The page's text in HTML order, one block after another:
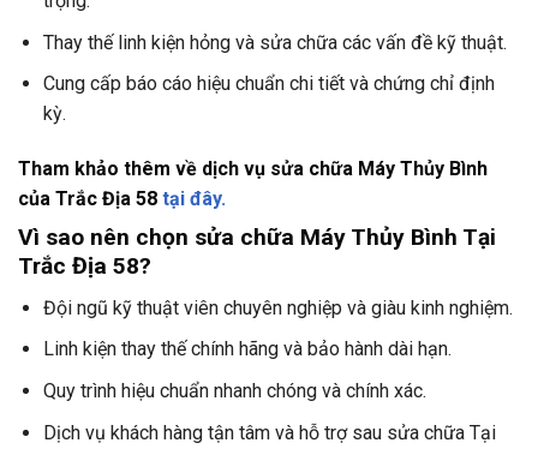
Thay thế linh kiện hỏng và sửa chữa các vấn đề kỹ thuật.
Cung cấp báo cáo hiệu chuẩn chi tiết và chứng chỉ định
kỳ.
Tham khảo thêm về dịch vụ sửa chữa Máy Thủy Bình
của Trắc Địa 58 tại đây.
Vì sao nên chọn sửa chữa Máy Thủy Bình Tại
Trắc Địa 58?
Đội ngũ kỹ thuật viên chuyên nghiệp và giàu kinh nghiệm.
Linh kiện thay thế chính hãng và bảo hành dài hạn.
Quy trình hiệu chuẩn nhanh chóng và chính xác.
Dịch vụ khách hàng tận tâm và hỗ trợ sau sửa chữa Tại